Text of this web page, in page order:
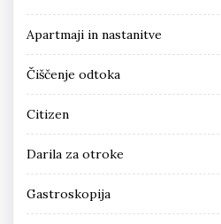
Apartmaji in nastanitve
Čiščenje odtoka
Citizen
Darila za otroke
Gastroskopija